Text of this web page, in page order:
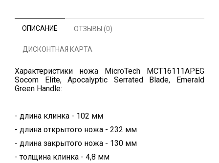
ОПИСАНИЕ ОТЗЫВЫ (0)
ДИСКОНТНАЯ КАРТА
Характеристики ножа MicroTech MCT16111APEG
Socom Elite, Apocalyptic Serrated Blade, Emerald
Green Handle:
- длина клинка - 102 мм
- длина открытого ножа - 232 мм
- длина закрытого ножа - 130 мм
- толщина клинка - 4,8 мм